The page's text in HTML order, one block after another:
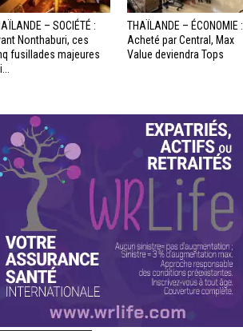
– SOCIÉTÉ :
Nonthaburi, ces
fusillades majeures
THAÏLANDE – ÉCONOMIE :
Acheté par Central, Max
Value deviendra Tops